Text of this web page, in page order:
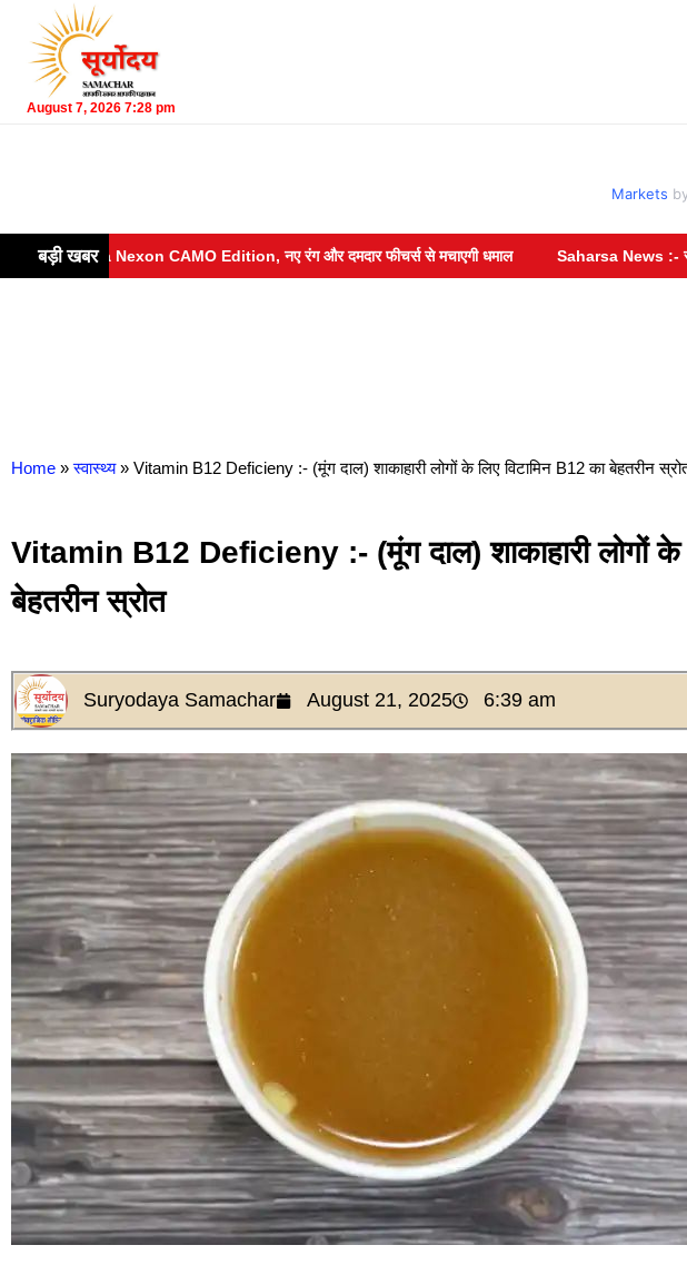
August 7, 2026 7:28 pm
Markets
बड़ी खबर
हुई Tata Nexon CAMO Edition, नए रंग और दमदार फीचर्स से मचाएगी धमाल Saharsa News :- सहरसा
Home » स्वास्थ्य » Vitamin B12 Deficieny :- (मूंग दाल) शाकाहारी लोगों के लिए विटामिन B12 का बेहतरीन
Vitamin B12 Deficieny :- (मूंग दाल) शाकाहारी लोगों के
बेहतरीन स्रोत
Suryodaya Samachar August 21, 2025 6:39 am